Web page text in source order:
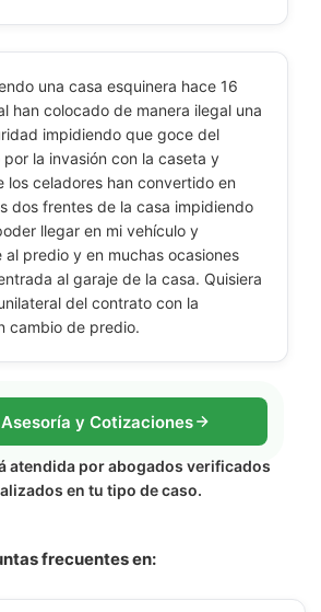
una casa esquinera hace 16
han colocado de manera ilegal una
impidiendo que goce del
por la invasión con la caseta y
los celadores han convertido en
dos frentes de la casa impidiendo
llegar en mi vehículo y
al predio y en muchas ocasiones
al garaje de la casa. Quisiera
del contrato con la
cambio de predio.
y Cotizaciones
atendida por abogados verificados
en tu tipo de caso.
frecuentes en: